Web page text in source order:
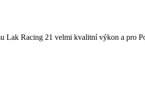
Lak Racing 21 velmi kvalitní výkon a pro